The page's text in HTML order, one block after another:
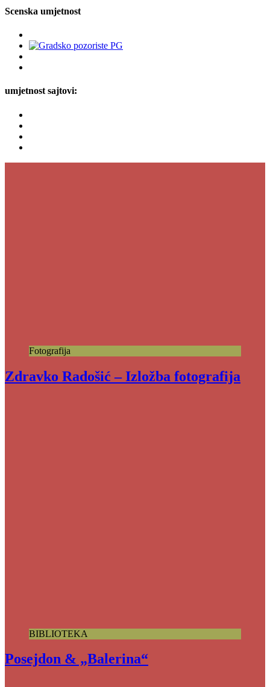
Scenska umjetnost
umjetnost sajtovi:
Fotografija
Zdravko Radošić – Izložba fotografija
BIBLIOTEKA
Posejdon & „Balerina“